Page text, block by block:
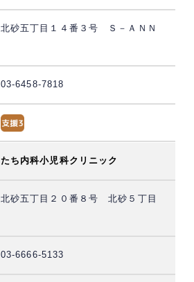
北砂五丁目１４番３号 Ｓ－ＡＮＮ
03-6458-7818
たち内科小児科クリニック
北砂五丁目２０番８号 北砂５丁目
03-6666-5133